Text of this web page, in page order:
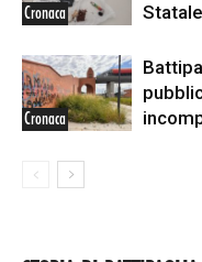
Cronaca
Cronaca